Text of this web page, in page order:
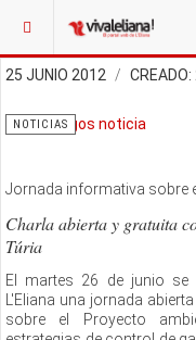
25 JUNIO 2012
NOTICIAS
Jornada informativa sobre
Charla abierta y gratuita
Túria
El martes 26 de junio se
L'Eliana una jornada
sobre el Proyecto